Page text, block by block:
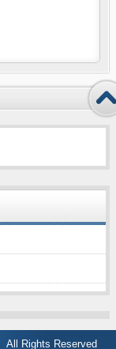
All Rights Reserved